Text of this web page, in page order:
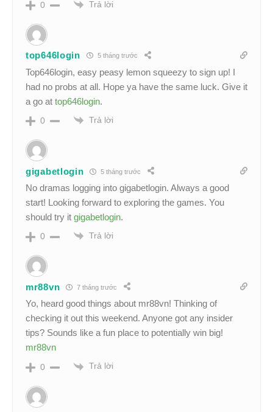
0 Trả lời
top646login 5 tháng trước
Top646login, easy peasy lemon squeezy to sign up! I
had no probs at all. Hope ya have the same luck. Give it
a go at top646login.
0 Trả lời
gigabetlogin 5 tháng trước
No dramas logging into gigabetlogin. Always a good
start! Looking forward to exploring the games. You
should try it gigabetlogin.
0 Trả lời
mr88vn 7 tháng trước
Yo, heard good things about mr88vn! Thinking of
checking it out this weekend. Anyone got any insider
tips? Sounds like a fun place to potentially win big!
mr88vn
0 Trả lời